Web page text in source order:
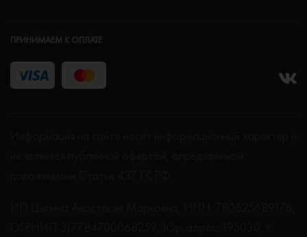
ПРИНИМАЕМ К ОПЛАТЕ